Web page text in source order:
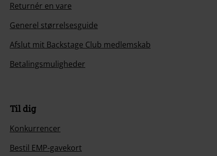
Returnér en vare
Generel størrelsesguide
Afslut mit Backstage Club medlemskab
Betalingsmuligheder
Til dig
Konkurrencer
Bestil EMP-gavekort